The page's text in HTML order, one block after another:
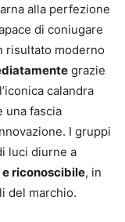
alla perfezione
di coniugare
risultato moderno
grazie
calandra
una fascia
I gruppi
luci diurne a
riconoscibile, in
del marchio.